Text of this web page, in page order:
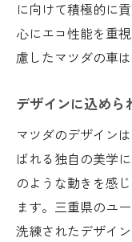
に向けて積極的に
心にエコ性能を重
慮したマツダの車
デザインに込めら
マツダのデザイン
ばれる独自の美学
のような動きを感
ます。三重県のユ
洗練されたデザイ